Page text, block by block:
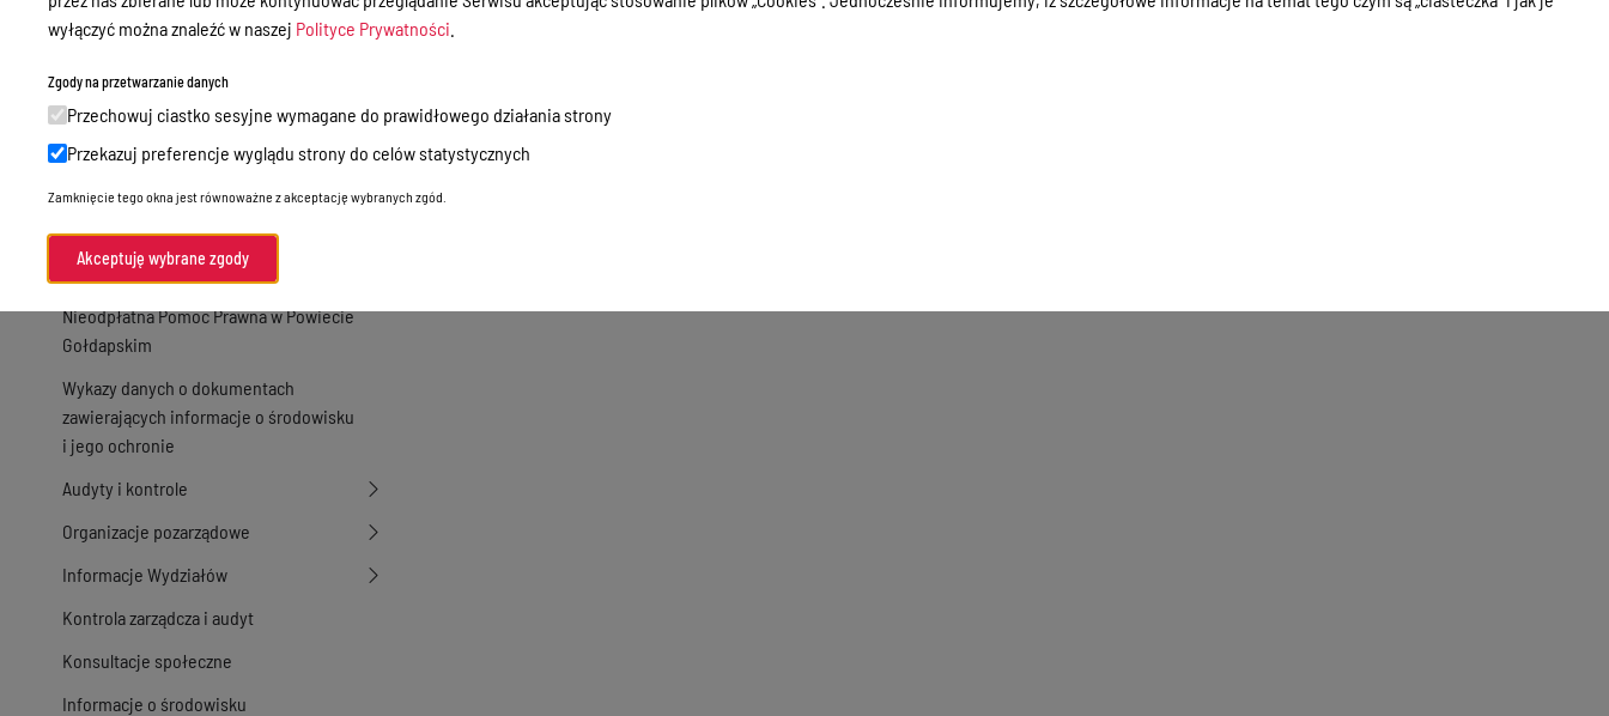
Zamówienia publiczne
Akty prawne
Informacje, konkursy, ogłoszenia
zamówień publicznych
Menu Podmiotowe
Nieodpłatna Pomoc Prawna w Powiecie
Gołdapskim
Wykazy danych o dokumentach
zawierających informacje o środowisku
i jego ochronie
Audyty i kontrole
Organizacje pozarządowe
Informacje Wydziałów
Kontrola zarządcza i audyt
Konsultacje społeczne
Informacje o środowisku
wyłączyć można znaleźć w naszej Polityce Prywatności
Zgody na przetwarzanie danych
Przechowuj ciastko sesyjne wymagane do prawidłowego działania strony
Przekazuj preferencje wyglądu strony do celów statystycznych
Zamknięcie tego okna jest równoważne z akceptację wybranych zgód.
Akceptuję wybrane zgody